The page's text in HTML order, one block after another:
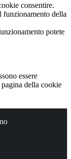
consentire.
funzionamento della
potete
essere
della cookie